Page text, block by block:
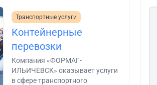
Транспортные услуги
Контейнерные
перевозки
Компания «ФОРМАГ-
ИЛЬИЧЕВСК» оказывает услуги
в сфере транспортного